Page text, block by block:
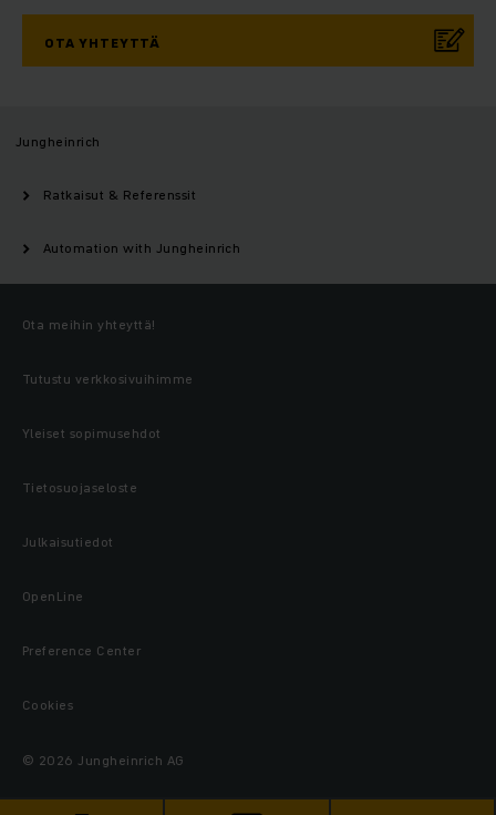
OTA YHTEYTTÄ
Jungheinrich
Ratkaisut & Referenssit
Automation with Jungheinrich
Ota meihin yhteyttä!
Tutustu verkkosivuihimme
Yleiset sopimusehdot
Tietosuojaseloste
Julkaisutiedot
OpenLine
Preference Center
Cookies
© 2026 Jungheinrich AG